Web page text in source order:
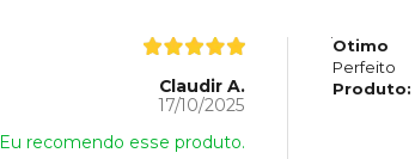
Claudir A.
17/10/2025
Eu recomendo esse produto.
Otimo
Perfeito
Produto: